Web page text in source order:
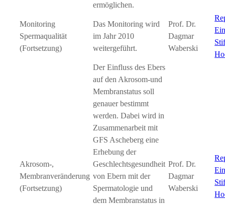
ermöglichen.
Monitoring
Spermaqualität
(Fortsetzung)
Das Monitoring wird
im Jahr 2010
weitergeführt.
Prof. Dr.
Dagmar
Waberski
Akrosom-,
Membranveränderung
(Fortsetzung)
Der Einfluss des Ebers
auf den Akrosom-und
Membranstatus soll
genauer bestimmt
werden. Dabei wird in
Zusammenarbeit mit
GFS Ascheberg eine
Erhebung der
Geschlechtsgesundheit
von Ebern mit der
Spermatologie und
dem Membranstatus in
Prof. Dr.
Dagmar
Waberski